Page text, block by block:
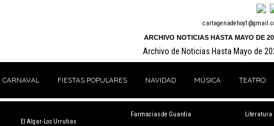
ARCHIVO NOTICIAS HASTA MAYO DE
Archivo de Noticias Hasta Mayo de
CARNAVAL FIESTAS POPULARES NAVIDAD MÚSICA TEATRO
El Algar-Los Urrutias
Farmacias de Guardia Literatura